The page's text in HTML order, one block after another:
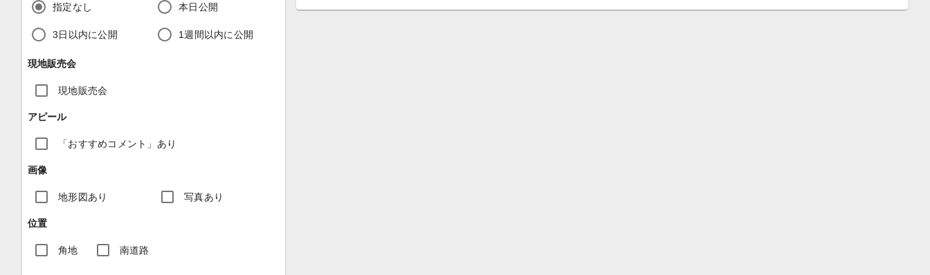
指定なし 本日公開
3日以内に公開 1週間以内に公開
現地販売会
現地販売会
アピール
「おすすめコメント」あり
画像
地形図あり 写真あり
位置
角地 南道路